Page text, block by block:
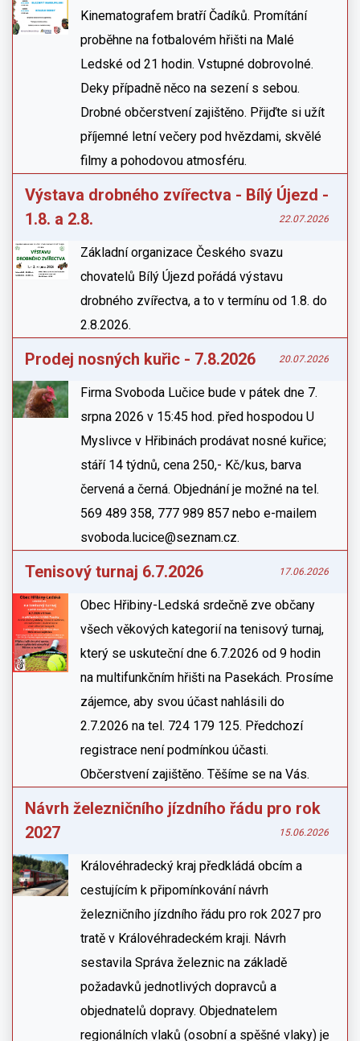
Kinematografem bratří Čadíků. Promítání
proběhne na fotbalovém hřišti na Malé
Ledské od 21 hodin. Vstupné dobrovolné.
Deky případně něco na sezení s sebou.
Drobné občerstvení zajištěno. Přijďte si užít
příjemné letní večery pod hvězdami, skvělé
filmy a pohodovou atmosféru.
Výstava drobného zvířectva - Bílý Újezd -
1.8. a 2.8.
22.07.2026
Základní organizace Českého svazu
chovatelů Bílý Újezd pořádá výstavu
drobného zvířectva, a to v termínu od 1.8. do
2.8.2026.
Prodej nosných kuřic - 7.8.2026 20.07.2026
Firma Svoboda Lučice bude v pátek dne 7.
srpna 2026 v 15:45 hod. před hospodou U
Myslivce v Hřibinách prodávat nosné kuřice;
stáří 14 týdnů, cena 250,- Kč/kus, barva
červená a černá. Objednání je možné na tel.
569 489 358, 777 989 857 nebo e-mailem
svoboda.lucice@seznam.cz.
Tenisový turnaj 6.7.2026 17.06.2026
Obec Hřibiny-Ledská srdečně zve občany
všech věkových kategorií na tenisový turnaj,
který se uskuteční dne 6.7.2026 od 9 hodin
na multifunkčním hřišti na Pasekách. Prosíme
zájemce, aby svou účast nahlásili do
2.7.2026 na tel. 724 179 125. Předchozí
registrace není podmínkou účasti.
Občerstvení zajištěno. Těšíme se na Vás.
Návrh železničního jízdního řádu pro rok
2027
15.06.2026
Královéhradecký kraj předkládá obcím a
cestujícím k připomínkování návrh
železničního jízdního řádu pro rok 2027 pro
tratě v Královéhradeckém kraji. Návrh
sestavila Správa železnic na základě
požadavků jednotlivých dopravců a
objednatelů dopravy. Objednatelem
regionálních vlaků (osobní a spěšné vlaky) je